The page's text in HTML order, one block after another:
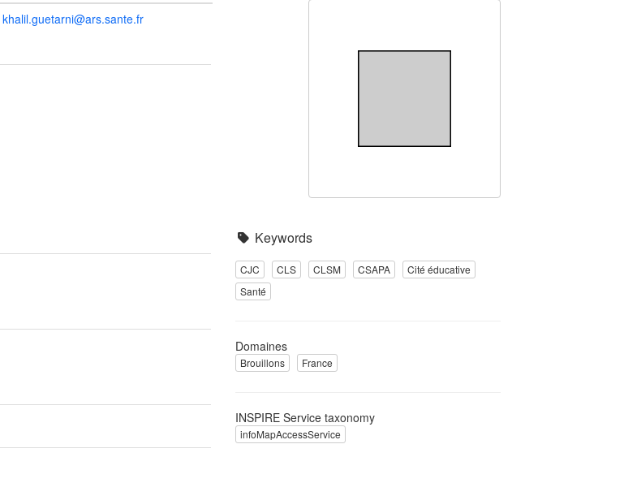
khalil.guetarni@ars.sante.fr
Keywords
CJC CLS CLSM CSAPA
Cité éducative
Santé
Domaines
Brouillons France
INSPIRE Service taxonomy
infoMapAccessService